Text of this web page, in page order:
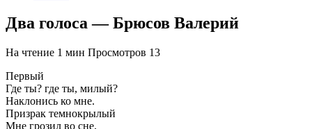
Два голоса — Брюсов Валерий
На чтение 1 мин Просмотров 13
Первый
Где ты? где ты, милый?
Наклонись ко мне.
Призрак темнокрылый
Мне грозил во сне.